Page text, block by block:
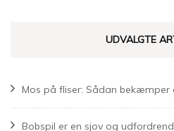
UDVALGTE
Mos på fliser: Sådan
Bobspil er en sjov og